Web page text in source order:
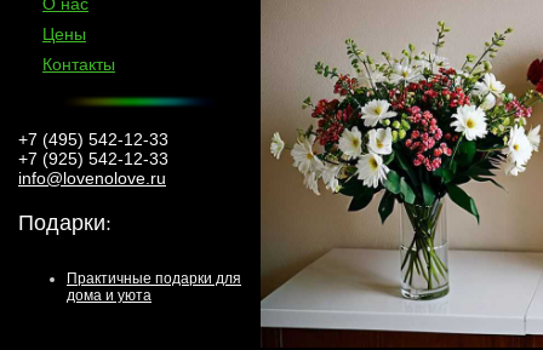
Цены
Контакты
+7 (495) 542-12-33
+7 (925) 542-12-33
info@lovenolove.ru
Подарки:
Практичные подарки для
дома и уюта